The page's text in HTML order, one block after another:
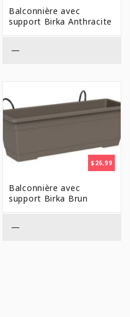
Balconnière avec
support Birka Anthracite
—
$ 26,99
Balconnière avec
support Birka Brun
—